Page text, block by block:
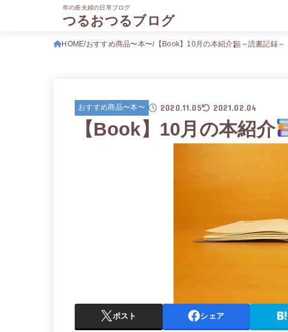
年の差夫婦の日常ブログ
つるおつるブログ
HOME おすすめ商品〜本〜 【Book】10月の本紹介 ～読書記録～
おすすめ商品〜本〜 2020.11.05 2021.02.04
【Book】10月の本紹介
ポスト シェア